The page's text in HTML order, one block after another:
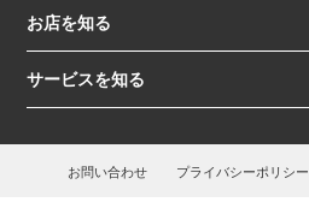
お店を知る
サービスを知る
お問い合わせ プライバシーポリシー